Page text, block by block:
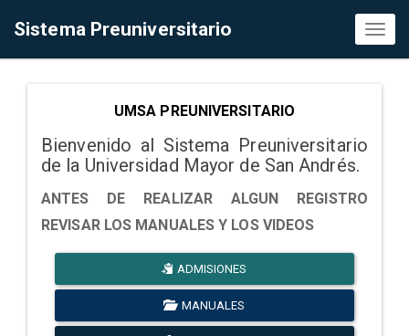
Sistema Preuniversitario
UMSA PREUNIVERSITARIO
Bienvenido al Sistema Preuniversitario
de la Universidad Mayor de San Andrés.
ANTES DE REALIZAR ALGUN REGISTRO
REVISAR LOS MANUALES Y LOS VIDEOS
ADMISIONES
MANUALES